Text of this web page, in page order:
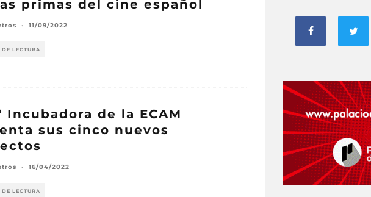
primas del cine español
· 11/09/2022
LECTURA
Incubadora de la ECAM
sus cinco nuevos
· 16/04/2022
LECTURA